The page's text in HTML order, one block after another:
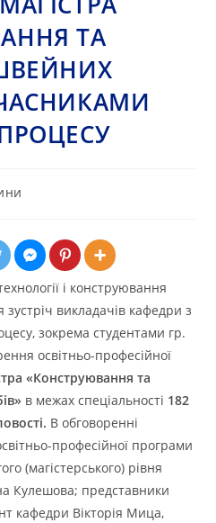
ТА
і конструювання
викладачів кафедри з
зокрема студентами гр.
освітньо-професійної
«Конструювання та
в межах спеціальності 182
В обговоренні
професійної програми
(магістерського) рівня
Кулешова; представники
кафедри Вікторія Мица,